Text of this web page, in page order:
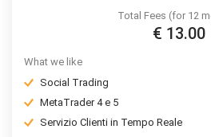
Total Fees (for 12
€ 13.00
What we like
Social Trading
MetaTrader 4 e 5
Servizio Clienti in Tempo Reale